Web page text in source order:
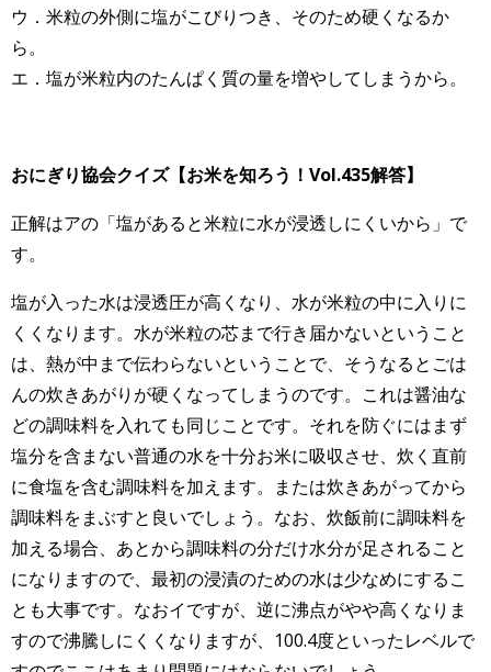
ウ．米粒の外側に塩がこびりつき、そのため硬くなるか
ら。
エ．塩が米粒内のたんぱく質の量を増やしてしまうから。
おにぎり協会クイズ【お米を知ろう！Vol.435解答】
正解はアの「塩があると米粒に水が浸透しにくいから」で
す。
塩が入った水は浸透圧が高くなり、水が米粒の中に入りに
くくなります。水が米粒の芯まで行き届かないということ
は、熱が中まで伝わらないということで、そうなるとごは
んの炊きあがりが硬くなってしまうのです。これは醤油な
どの調味料を入れても同じことです。それを防ぐにはまず
塩分を含まない普通の水を十分お米に吸収させ、炊く直前
に食塩を含む調味料を加えます。または炊きあがってから
調味料をまぶすと良いでしょう。なお、炊飯前に調味料を
加える場合、あとから調味料の分だけ水分が足されること
になりますので、最初の浸漬のための水は少なめにするこ
とも大事です。なおイですが、逆に沸点がやや高くなりま
すので沸騰しにくくなりますが、100.4度といったレベルで